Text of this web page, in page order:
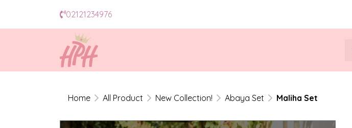
02121234976
Home All Product New Collection! Abaya Set Maliha Set